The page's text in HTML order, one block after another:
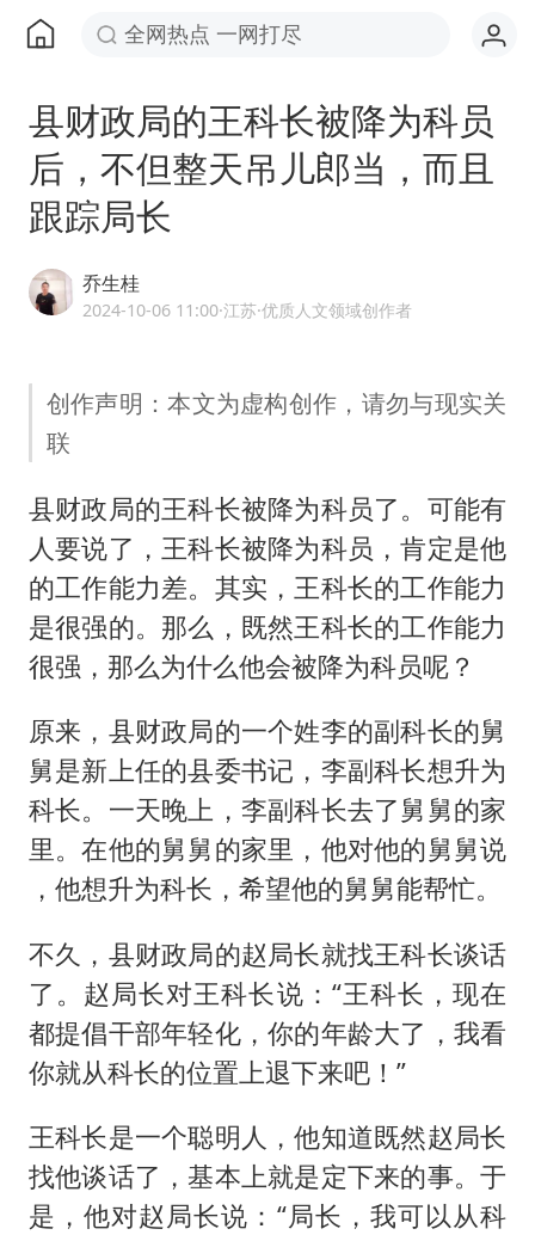
全网热点 一网打尽
县财政局的王科长被降为科员
后，不但整天吊儿郎当，而且
跟踪局长
乔生桂
2024-10-06 11:00·江苏·优质人文领域创作者
创作声明：本文为虚构创作，请勿与现实关
联
县财政局的王科长被降为科员了。可能有
人要说了，王科长被降为科员，肯定是他
的工作能力差。其实，王科长的工作能力
是很强的。那么，既然王科长的工作能力
很强，那么为什么他会被降为科员呢？
原来，县财政局的一个姓李的副科长的舅
舅是新上任的县委书记，李副科长想升为
科长。一天晚上，李副科长去了舅舅的家
里。在他的舅舅的家里，他对他的舅舅说
，他想升为科长，希望他的舅舅能帮忙。
不久，县财政局的赵局长就找王科长谈话
了。赵局长对王科长说：“王科长，现在
都提倡干部年轻化，你的年龄大了，我看
你就从科长的位置上退下来吧！”
王科长是一个聪明人，他知道既然赵局长
找他谈话了，基本上就是定下来的事。于
是，他对赵局长说：“局长，我可以从科